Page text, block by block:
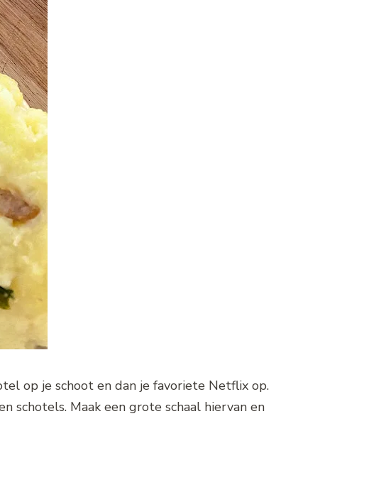
op je schoot en dan je favoriete Netflix op.
schotels. Maak een grote schaal hiervan en